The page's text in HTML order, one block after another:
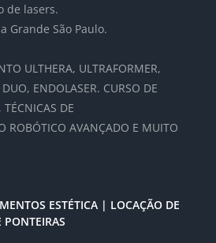
de lasers.
Grande São Paulo.
ULTHERA, ULTRAFORMER,
ENDOLASER. CURSO DE
DE
ROBÓTICO AVANÇADO E MUITO
ESTÉTICA | LOCAÇÃO DE